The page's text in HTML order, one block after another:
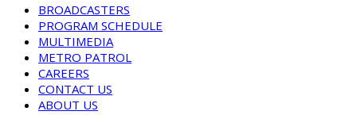
BROADCASTERS
PROGRAM SCHEDULE
MULTIMEDIA
METRO PATROL
CAREERS
CONTACT US
ABOUT US